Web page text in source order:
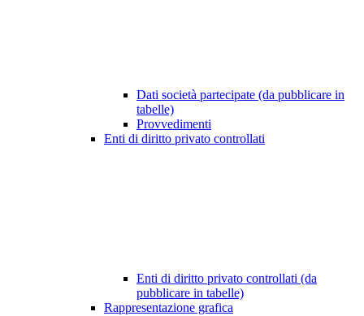
Dati società partecipate (da pubblicare in
tabelle)
Provvedimenti
Enti di diritto privato controllati
Enti di diritto privato controllati (da
pubblicare in tabelle)
Rappresentazione grafica